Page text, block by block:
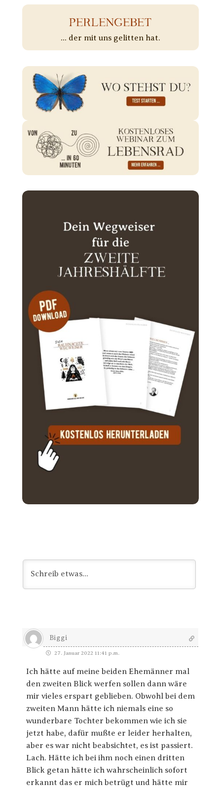
PERLENGEBET
... der mit uns gelitten hat.
Biggi
27. Januar 2022 11:41 p.m.
Ich hätte auf meine beiden Ehemänner mal
den zweiten Blick werfen sollen dann wäre
mir vieles erspart geblieben. Obwohl bei dem
zweiten Mann hätte ich niemals eine so
wunderbare Tochter bekommen wie ich sie
jetzt habe, dafür mußte er leider herhalten,
aber es war nicht beabsichtet, es ist passiert.
Lach. Hätte ich bei ihm noch einen dritten
Blick getan hätte ich wahrscheinlich sofort
erkannt das er mich betrügt und hätte mir